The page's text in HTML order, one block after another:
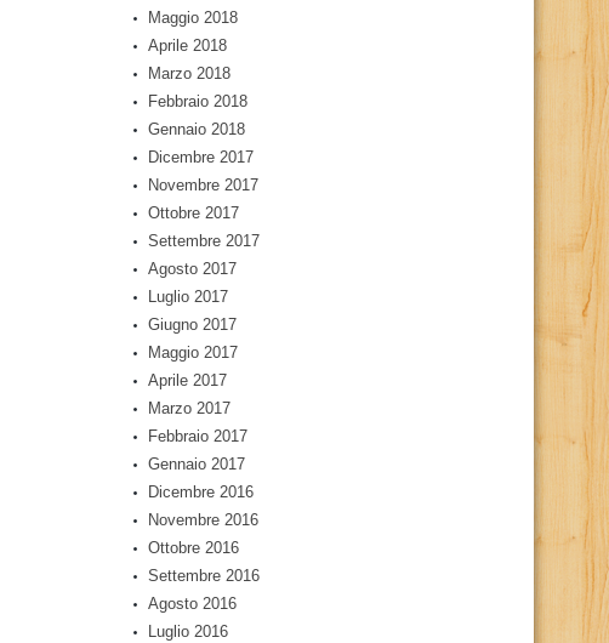
Maggio 2018
Aprile 2018
Marzo 2018
Febbraio 2018
Gennaio 2018
Dicembre 2017
Novembre 2017
Ottobre 2017
Settembre 2017
Agosto 2017
Luglio 2017
Giugno 2017
Maggio 2017
Aprile 2017
Marzo 2017
Febbraio 2017
Gennaio 2017
Dicembre 2016
Novembre 2016
Ottobre 2016
Settembre 2016
Agosto 2016
Luglio 2016